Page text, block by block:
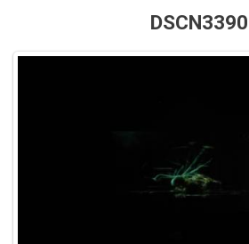
DSCN3390